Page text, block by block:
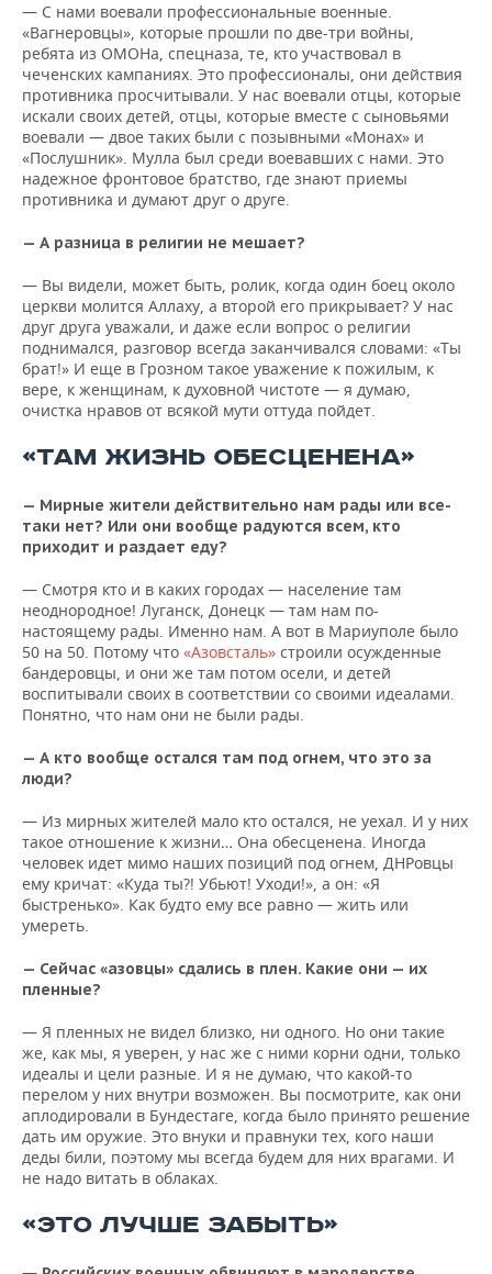
— С нами воевали профессиональные военные.
«Вагнеровцы», которые прошли по две-три войны,
ребята из ОМОНа, спецназа, те, кто участвовал в
чеченских кампаниях. Это профессионалы, они действия
противника просчитывали. У нас воевали отцы, которые
искали своих детей, отцы, которые вместе с сыновьями
воевали — двое таких были с позывными «Монах» и
«Послушник». Мулла был среди воевавших с нами. Это
надежное фронтовое братство, где знают приемы
противника и думают друг о друге.
— А разница в религии не мешает?
— Вы видели, может быть, ролик, когда один боец около
церкви молится Аллаху, а второй его прикрывает? У нас
друг друга уважали, и даже если вопрос о религии
поднимался, разговор всегда заканчивался словами: «Ты
брат!» И еще в Грозном такое уважение к пожилым, к
вере, к женщинам, к духовной чистоте — я думаю,
очистка нравов от всякой мути оттуда пойдет.
«ТАМ ЖИЗНЬ ОБЕСЦЕНЕНА»
— Мирные жители действительно нам рады или все-
таки нет? Или они вообще радуются всем, кто
приходит и раздает еду?
— Смотря кто и в каких городах — население там
неоднородное! Луганск, Донецк — там нам по-
настоящему рады. Именно нам. А вот в Мариуполе было
50 на 50. Потому что «Азовсталь» строили осужденные
бандеровцы, и они же там потом осели, и детей
воспитывали своих в соответствии со своими идеалами.
Понятно, что нам они не были рады.
— А кто вообще остался там под огнем, что это за
люди?
— Из мирных жителей мало кто остался, не уехал. И у них
такое отношение к жизни… Она обесценена. Иногда
человек идет мимо наших позиций под огнем, ДНРовцы
ему кричат: «Куда ты?! Убьют! Уходи!», а он: «Я
быстренько». Как будто ему все равно — жить или
умереть.
— Сейчас «азовцы» сдались в плен. Какие они — их
пленные?
— Я пленных не видел близко, ни одного. Но они такие
же, как мы, я уверен, у нас же с ними корни одни, только
идеалы и цели разные. И я не думаю, что какой-то
перелом у них внутри возможен. Вы посмотрите, как они
аплодировали в Бундестаге, когда было принято решение
дать им оружие. Это внуки и правнуки тех, кого наши
деды били, поэтому мы всегда будем для них врагами. И
не надо витать в облаках.
«ЭТО ЛУЧШЕ ЗАБЫТЬ»